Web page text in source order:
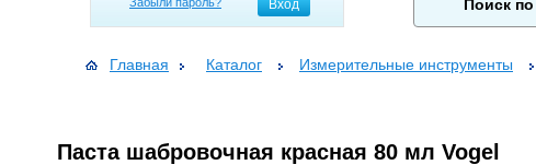
Вход
Главная Каталог Измерительные инструменты
Паста шабровочная красная 80 мл Vogel